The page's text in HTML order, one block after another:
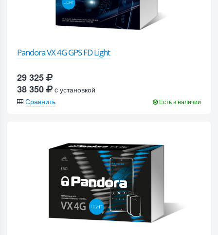
Pandora VX 4G GPS FD Light
29 325
38 350
c установкой
Сравнить
Есть в наличии